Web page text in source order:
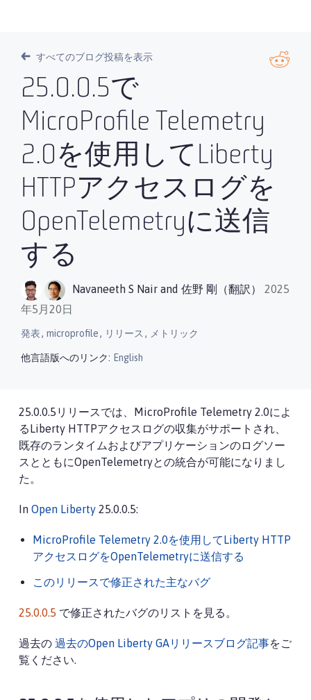
すべてのブログ投稿を表示
25.0.0.5で
MicroProfile Telemetry
2.0を使用してLiberty
HTTPアクセスログを
OpenTelemetryに送信
する
Navaneeth S Nair and 佐野 剛（翻訳）
2025
年5月20日
発表, microprofile, リリース , メトリック
他言語版へのリンク: English
25.0.0.5リリースでは、MicroProfile Telemetry 2.0によ
るLiberty HTTPアクセスログの収集がサポートされ、
既存のランタイムおよびアプリケーションのログソー
スとともにOpenTelemetryとの統合が可能になりまし
た。
In Open Liberty 25.0.0.5:
MicroProfile Telemetry 2.0を使用してLiberty HTTP
アクセスログをOpenTelemetryに送信する
このリリースで修正された主なバグ
25.0.0.5 で修正されたバグのリストを見る。
過去の 過去のOpen Liberty GAリリースブログ記事をご
覧ください.